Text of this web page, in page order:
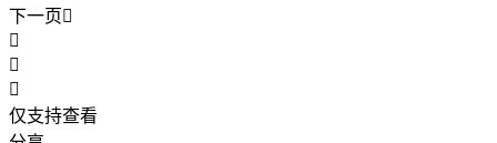
下一页



仅支持查看